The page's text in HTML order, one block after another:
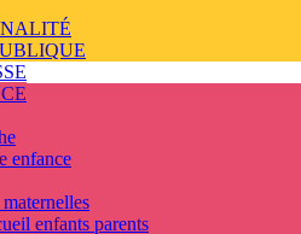
enfance
enfants parents